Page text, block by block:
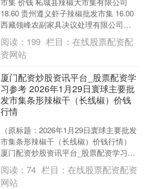
18.60 贵州遵义虾子辣椒批发市集 16.00
西藏领峰农副家具决议处理有限公司
18.50 单元：元/公斤 数据开头：....
阅读： 199 栏目：在线股票配资配
资网站
厦门配资炒股资讯平台_股票配资学
习参考 2026年1月29日寰球主要批
发市集条形辣椒干（长线椒）价钱
行情
（原标题：2026年1月29日寰球主要批发
市集条形辣椒干（长线椒）价钱行情）
厦门配资炒股资讯平台_股票配资学习参
考 市集 价钱 重庆远程汽车运载（集团）
有限公司....
阅读：74 栏目：在线股票配资配资
网站